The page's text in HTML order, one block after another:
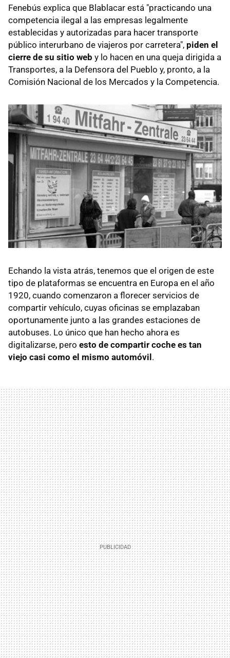
Fenebús explica que Blablacar está "practicando una
competencia ilegal a las empresas legalmente
establecidas y autorizadas para hacer transporte
público interurbano de viajeros por carretera", piden el
cierre de su sitio web y lo hacen en una queja dirigida a
Transportes, a la Defensora del Pueblo y, pronto, a la
Comisión Nacional de los Mercados y la Competencia.
Echando la vista atrás, tenemos que el origen de este
tipo de plataformas se encuentra en Europa en el año
1920, cuando comenzaron a florecer servicios de
compartir vehículo, cuyas oficinas se emplazaban
oportunamente junto a las grandes estaciones de
autobuses. Lo único que han hecho ahora es
digitalizarse, pero esto de compartir coche es tan
viejo casi como el mismo automóvil.